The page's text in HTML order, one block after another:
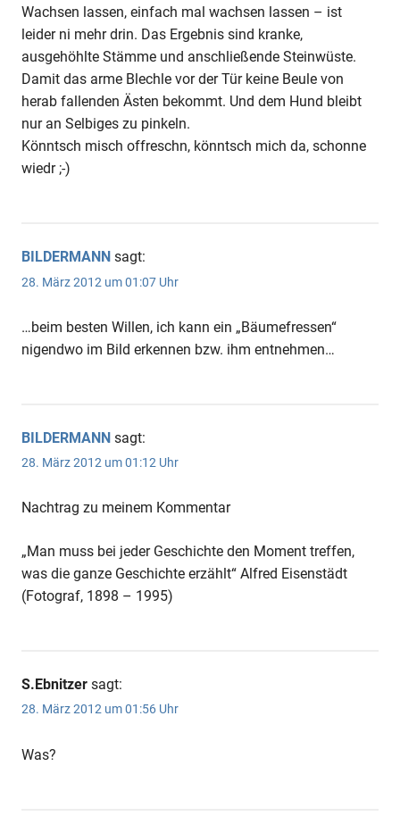
Wachsen lassen, einfach mal wachsen lassen – ist
leider ni mehr drin. Das Ergebnis sind kranke,
ausgehöhlte Stämme und anschließende Steinwüste.
Damit das arme Blechle vor der Tür keine Beule von
herab fallenden Ästen bekommt. Und dem Hund bleibt
nur an Selbiges zu pinkeln.
Könntsch misch offreschn, könntsch mich da, schonne
wiedr ;-)
BILDERMANN sagt:
28. März 2012 um 01:07 Uhr
…beim besten Willen, ich kann ein „Bäumefressen“
nigendwo im Bild erkennen bzw. ihm entnehmen…
BILDERMANN sagt:
28. März 2012 um 01:12 Uhr
Nachtrag zu meinem Kommentar
„Man muss bei jeder Geschichte den Moment treffen,
was die ganze Geschichte erzählt“ Alfred Eisenstädt
(Fotograf, 1898 – 1995)
S.Ebnitzer sagt:
28. März 2012 um 01:56 Uhr
Was?